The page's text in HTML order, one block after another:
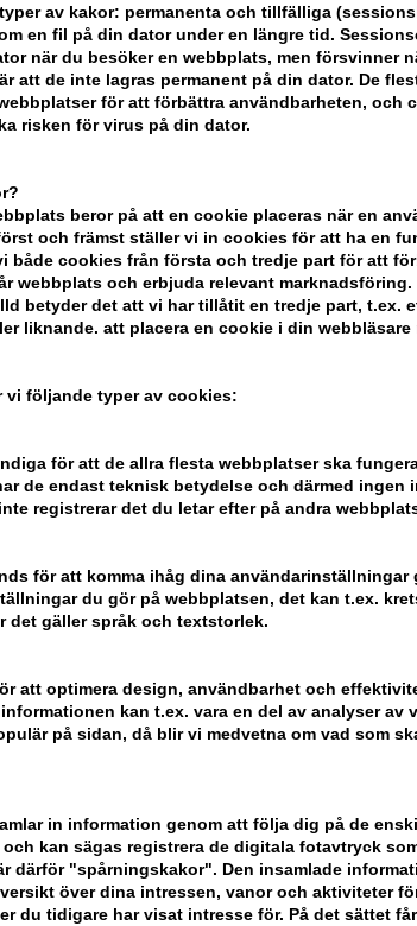
av kakor: permanenta och tillfälliga
en fil på din dator under en längre tid.
när du besöker en webbplats, men försvinner
att de inte lagras permanent på din dator. De
för att förbättra användbarheten, och
risken för virus på din dator.
beror på att en cookie placeras när en
och främst ställer vi in ​​cookies för att ha en
både cookies från första och tredje part för att
webbplats och erbjuda relevant marknadsföring.
betyder det att vi har tillåtit en tredje part, t.ex.
liknande. att placera en cookie i din webbläsare
vi följande typer av cookies:
för att de allra flesta webbplatser ska
de endast teknisk betydelse och därmed ingen
registrerar det du letar efter på andra
för att komma ihåg dina användarinställningar
du gör på webbplatsen, det kan t.ex.
det gäller språk och textstorlek.
att optimera design, användbarhet och
kan t.ex. vara en del av analyser av
på sidan, då blir vi medvetna om vad som
in information genom att följa dig på de
kan sägas registrera de digitala fotavtryck
därför "spårningskakor". Den insamlade
över dina intressen, vanor och aktiviteter
du tidigare har visat intresse för. På det sättet
KÖP FÖR YTTERLIGARE 499,00 SEK
BESKRIVNING
L'Oréal Vitamino Color Spectrum
intensiteten i färgat hår. Den tillför
med antioxidanter och vårdande
Perfekt för färgbehandlat hår som
Egenskaper
- Ger intensiv fukt och näring
- Lämplig för alla färgbehandlade
- Använd efter Vitamino Color
- Steg 1: Applicera balsam i fuktigt hår.
- Steg 2: Dela håret i 4 sektioner och
- Steg 3: Skölj noggrant.
- Steg 4: Applicera sedan Vitamino
Loreal Serie Expert